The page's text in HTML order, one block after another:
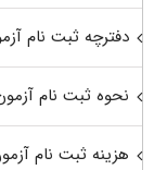
دفترچه ثبت نام
نحوه ثبت نام آزمون
هزینه ثبت نام